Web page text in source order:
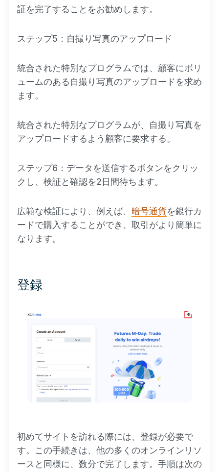
証を完了することをお勧めします。
ステップ5：自撮り写真のアップロード
統合された特別なプログラムでは、顧客にボリ
ュームのある自撮り写真のアップロードを求め
ます。
統合された特別なプログラムが、自撮り写真を
アップロードするよう顧客に要求する。
ステップ6：データを送信するボタンをクリッ
クし、検証と確認を2日間待ちます。
広範な検証により、例えば、 暗号通貨を銀行カ
ードで購入することができ、取引がより簡単に
なります。
登録
初めてサイトを訪れる際には、登録が必要で
す。この手続きは、他の多くのオンラインリソ
ースと同様に、数分で完了します。手順は次の